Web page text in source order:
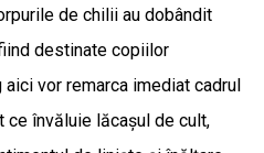
de chilii au dobândit
destinate copiilor
aici vor remarca imediat cadrul
ce învăluie lăcașul de cult,